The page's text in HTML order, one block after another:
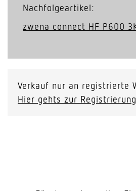
Nachfolgeartikel:
zwena connect HF P600
Verkauf nur an registrierte
Hier gehts zur Registrierung